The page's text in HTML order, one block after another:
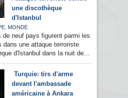
une discothèque
d'Istanbul
, MONDE
de neuf pays figurent parmi les
dans une attaque terroriste
d'Istanbul dans la nuit de...
Turquie: tirs d'arme
devant l'ambassade
américaine à Ankara